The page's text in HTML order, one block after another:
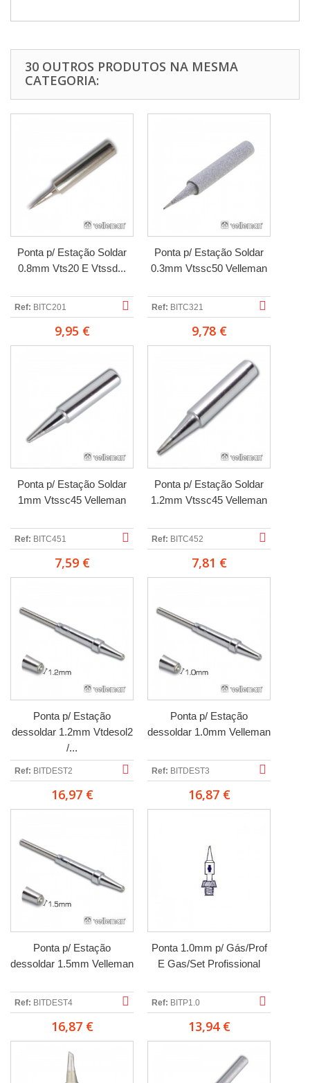
30 OUTROS PRODUTOS NA MESMA
CATEGORIA:
Ponta p/ Estação Soldar
0.8mm Vts20 E Vtssd...
Ref: BITC201
9,95 €
Ponta p/ Estação Soldar
0.3mm Vtssc50 Velleman
Ref: BITC321
9,78 €
Ponta p/ Estação Soldar
1mm Vtssc45 Velleman
Ref: BITC451
7,59 €
Ponta p/ Estação Soldar
1.2mm Vtssc45 Velleman
Ref: BITC452
7,81 €
Ponta p/ Estação
dessoldar 1.2mm Vtdesol2
/...
Ref: BITDEST2
16,97 €
Ponta p/ Estação
dessoldar 1.0mm Velleman
Ref: BITDEST3
16,87 €
Ponta p/ Estação
dessoldar 1.5mm Velleman
Ref: BITDEST4
16,87 €
Ponta 1.0mm p/ Gás/Prof
E Gas/Set Profissional
Ref: BITP1.0
13,94 €